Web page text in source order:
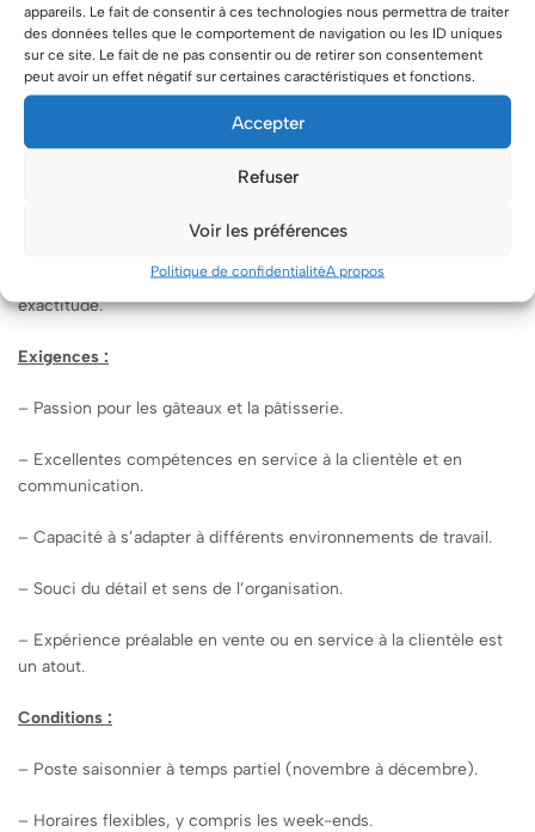
appareils. Le fait de consentir à ces technologies nous permettra de traiter
des données telles que le comportement de navigation ou les ID uniques
sur ce site. Le fait de ne pas consentir ou de retirer son consentement
peut avoir un effet négatif sur certaines caractéristiques et fonctions.
Accepter
Refuser
Voir les préférences
Politique de confidentialitéA propos
– Prendre les commandes des clients avec précision et noter
tous les détails nécessaires.
– Maintenir la propreté et l’ordre dans les boutiques.
– Travailler en équipe pour préparer et emballer les commandes.
– Gérer les transactions à la caisse enregistreuse avec
exactitude.
Exigences :
– Passion pour les gâteaux et la pâtisserie.
– Excellentes compétences en service à la clientèle et en
communication.
– Capacité à s’adapter à différents environnements de travail.
– Souci du détail et sens de l’organisation.
– Expérience préalable en vente ou en service à la clientèle est
un atout.
Conditions :
– Poste saisonnier à temps partiel (novembre à décembre).
– Horaires flexibles, y compris les week-ends.